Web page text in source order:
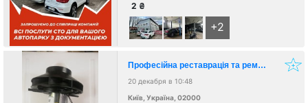
2 ₴
+2
Професiйна реставрацiя та ремонт нагнiтачiв Eberspacher Airtronic D4 та D4S
20 декабря в 10:48
Київ, Україна, 02000